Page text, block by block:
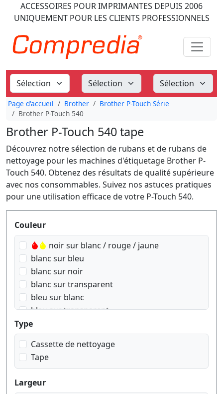
ACCESSOIRES POUR IMPRIMANTES DEPUIS 2006
UNIQUEMENT POUR LES CLIENTS PROFESSIONNELS
Page d'accueil Brother
Brother P-Touch Série
Brother P-Touch 540
Brother P-Touch 540 tape
Découvrez notre sélection de rubans et de rubans de
nettoyage pour les machines d'étiquetage Brother P-
Touch 540. Obtenez des résultats de qualité supérieure
avec nos consommables. Suivez nos astuces pratiques
pour une utilisation efficace de votre P-Touch 540.
Produktfilter
Couleur
noir sur blanc / rouge / jaune
blanc sur bleu
blanc sur noir
blanc sur transparent
bleu sur blanc
bleu sur transparent
doré sur Rose
doré sur blanc
doré sur bleu navy
doré sur rouge wein
noir sur blanc
Type
Cassette de nettoyage
Tape
Largeur